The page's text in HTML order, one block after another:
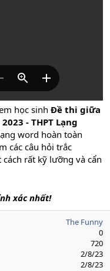
học sinh Đề thi giữa
- THPT Lạng
word hoàn toàn
các câu hỏi trắc
rất kỹ lưỡng và cẩn
xác nhất!
The Funny
0
720
2/8/23
2/8/23